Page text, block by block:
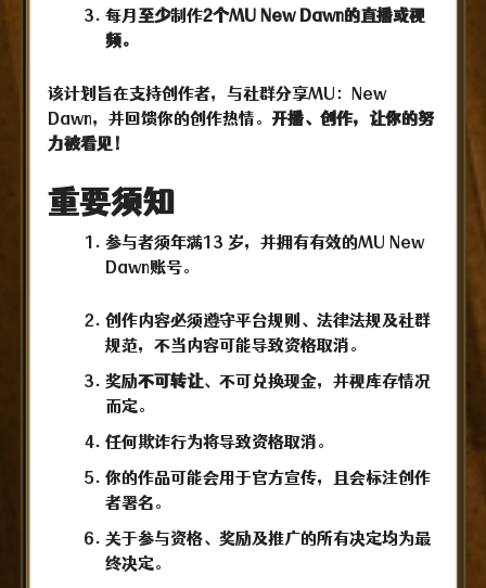
每月至少制作2个MU New Dawn的直播或视
频。
该计划旨在支持创作者，与社群分享MU：New
Dawn，并回馈你的创作热情。 开播、创作，让你的努
力被看见！
重要须知
参与者须年满13 岁，并拥有有效的MU New
Dawn账号。
创作内容必须遵守平台规则、法律法规及社群
规范，不当内容可能导致资格取消。
奖励不可转让、不可兑换现金，并视库存情况
而定。
任何欺诈行为将导致资格取消。
你的作品可能会用于官方宣传，且会标注创作
者署名。
关于参与资格、奖励及推广的所有决定均为最
终决定。